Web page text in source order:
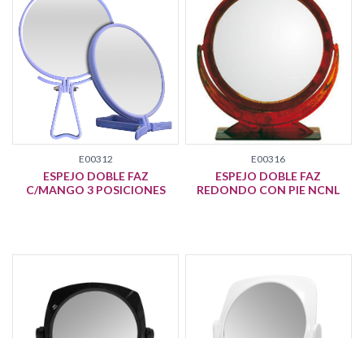
E00312
ESPEJO DOBLE FAZ
C/MANGO 3 POSICIONES
E00316
ESPEJO DOBLE FAZ
REDONDO CON PIE NCNL